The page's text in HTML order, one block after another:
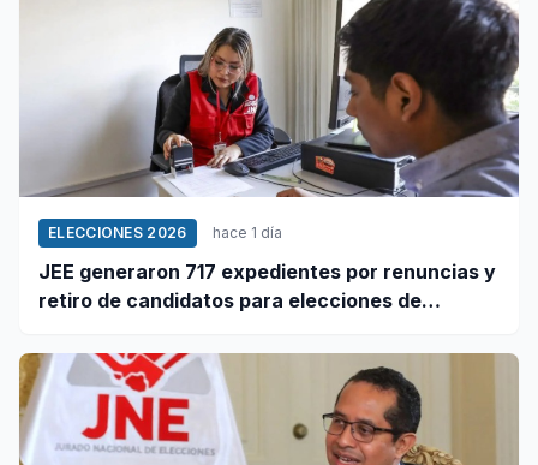
ELECCIONES 2026 hace 1 día
JEE generaron 717 expedientes por renuncias y
retiro de candidatos para elecciones de